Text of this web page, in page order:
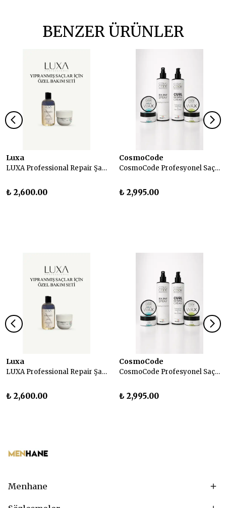
BENZER ÜRÜNLER
Luxa
LUXA Professional Repair Şampuan ve Maske Seti
₺ 2,600.00
CosmoCode
CosmoCode Profesyonel Saç Bakım ve Şekillendirici 4'lü Set
₺ 2,995.00
Luxa
LUXA Professional Repair Şampuan ve Maske Seti
₺ 2,600.00
CosmoCode
CosmoCode Profesyonel Saç Bakım ve Şekillendirici 4'lü Set
₺ 2,995.00
Menhane